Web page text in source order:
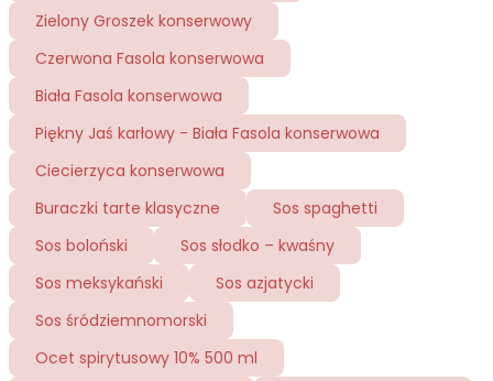
Zielony Groszek konserwowy
Czerwona Fasola konserwowa
Biała Fasola konserwowa
Piękny Jaś karłowy - Biała Fasola konserwowa
Ciecierzyca konserwowa
Buraczki tarte klasyczne
Sos spaghetti
Sos boloński
Sos słodko – kwaśny
Sos meksykański
Sos azjatycki
Sos śródziemnomorski
Ocet spirytusowy 10% 500 ml